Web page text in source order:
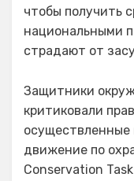
чтобы получить
национальными
страдают от
Защитники
критиковали
движение по
Conservation